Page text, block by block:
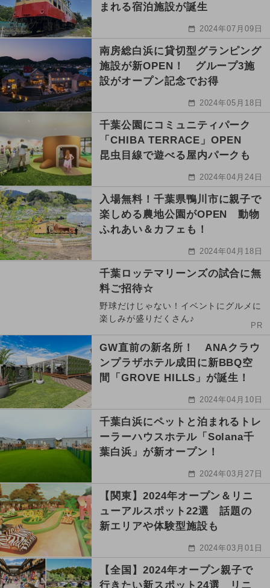
まれる宿泊施設が誕生
2024年07月09日
南房総白浜に貸切型グランピング
施設が新OPEN！ グループ3施
設がオープン記念でお得
2024年05月18日
千葉公園にコミュニティパーク
「CHIBA TERRACE」OPEN
昆虫目線で遊べる屋内パークも
2024年04月24日
入場無料！千葉県鴨川市に親子で
楽しめる農地公園がOPEN 動物
ふれあい＆カフェも！
2024年04月18日
千葉ロッテマリーンズの試合に無
料ご招待☆
野球だけじゃない！イベントにグルメに
楽しみが盛りだくさん♪
PR
GW直前の新名所！ ANAクラウ
ンプラザホテル成田に新BBQ空
間「GROVE HILLS」が誕生！
2024年04月10日
千葉白浜にペットと泊まれるトレ
ーラーハウスホテル「Solana千
葉白浜」が新オープン！
2024年03月27日
【関東】2024年オープン＆リニ
ューアルスポット22選 話題の
新エリアや体験型施設も
2024年03月01日
【全国】2024年オープン親子で
行きたい新スポット24選 リニ